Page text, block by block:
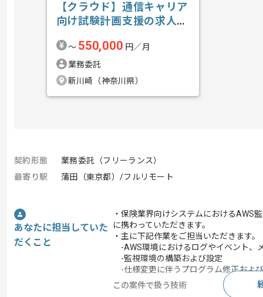
【クラウド】通信キャリア
向け試験計画支援の求人・
〜 550,000 円／月
業務委託
新川崎（神奈川県）
契約形態
業務委託（フリーランス）
最寄り駅
蒲田（東京都）/フルリモート
あなたに担当していた
だくこと
・保険業界向けシステムにおけるAWS
に携わっていただきます。
・主に下記作業をご担当いただきます。
-AWS環境におけるログやイベント、
-監視環境の構築および設定
-仕様変更に伴うプログラム修正およ
この案件で扱う技術